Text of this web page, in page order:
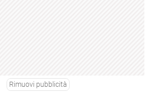
Rimuovi pubblicità